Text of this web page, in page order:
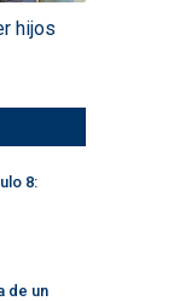
hijos
8:
de un